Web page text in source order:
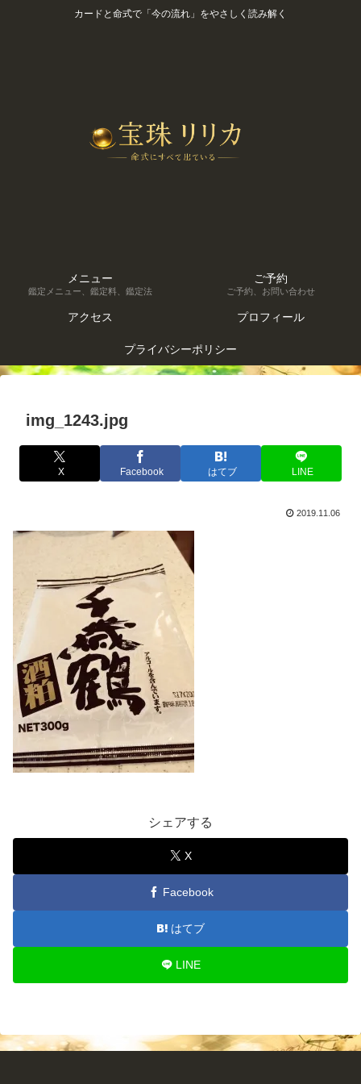
カードと命式で「今の流れ」をやさしく読み解く
メニュー
鑑定メニュー、鑑定料、鑑定法
ご予約
ご予約、お問い合わせ
アクセス プロフィール
プライバシーポリシー
img_1243.jpg
X Facebook はてブ LINE
2019.11.06
シェアする
X
Facebook
はてブ
LINE